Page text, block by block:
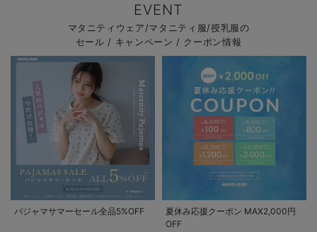
EVENT
マタニティウェア/マタニティ服/授乳服の
セール / キャンペーン / クーポン情報
パジャマサマーセール全品5%OFF
夏休み応援クーポン MAX2,000円
OFF